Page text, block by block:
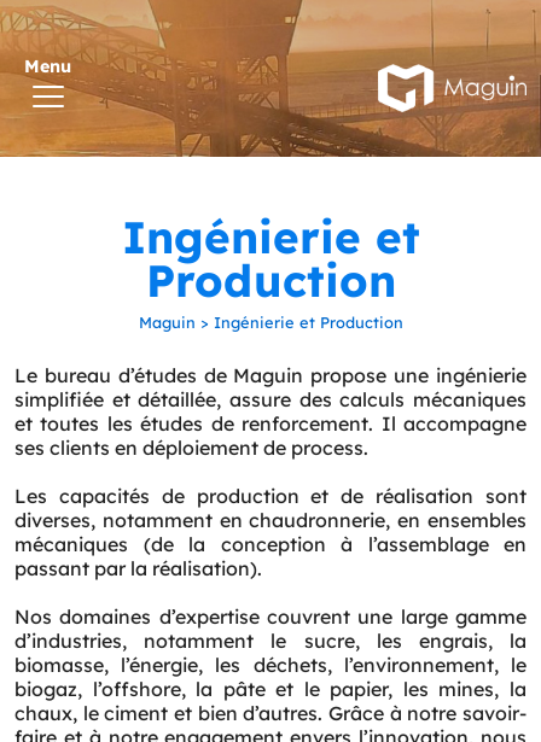
Ingénierie et
Production
Maguin > Ingénierie et Production
Le bureau d’études de Maguin propose une ingénierie
simplifiée et détaillée, assure des calculs mécaniques
et toutes les études de renforcement. Il accompagne
ses clients en déploiement de process.
Les capacités de production et de réalisation sont
diverses, notamment en chaudronnerie, en ensembles
mécaniques (de la conception à l’assemblage en
passant par la réalisation).
Nos domaines d’expertise couvrent une large gamme
d’industries, notamment le sucre, les engrais, la
biomasse, l’énergie, les déchets, l’environnement, le
biogaz, l’offshore, la pâte et le papier, les mines, la
chaux, le ciment et bien d’autres. Grâce à notre savoir-
faire et à notre engagement envers l’innovation, nous